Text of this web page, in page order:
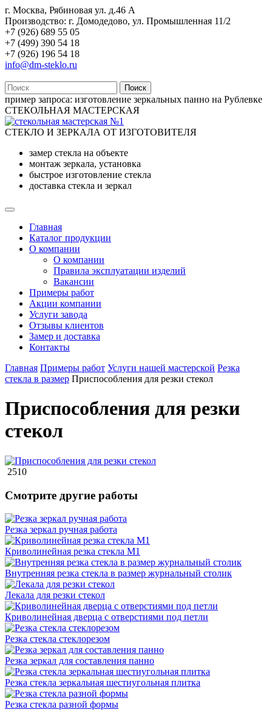
г. Москва, Рябиновая ул. д.46 А
Производство: г. Домодедово, ул. Промышленная 11/2
+7 (926) 689 55 05
+7 (499) 390 54 18
+7 (926) 196 54 18
info@dm-steklo.ru
Поиск
пример запроса: изготовление зеркальных панно на Рублевке
СТЕКОЛЬНАЯ МАСТЕРСКАЯ
СТЕКЛО И ЗЕРКАЛА ОТ ИЗГОТОВИТЕЛЯ
замер стекла на объекте
монтаж зеркала, установка
быстрое изготовление стекла
доставка стекла и зеркал
Главная
Каталог продукции
О компании
О компании
Правила эксплуатации изделий
Вакансии
Примеры работ
Акции компании
Услуги завода
Отзывы клиентов
Замер и доставка
Контакты
Главная Примеры работ Услуги нашей мастерской Резка
стекла в размер Приспособления для резки стекол
Приспособления для резки
стекол
2510
Смотрите другие работы
Резка зеркал ручная работа
Криволинейная резка стекла М1
Внутренняя резка стекла в размер журнальный столик
Лекала для резки стекол
Криволинейная дверца с отверстиями под петли
Резка стекла стеклорезом
Резка зеркал для составления панно
Резка стекла зеркальная шестиугольная плитка
Резка стекла разной формы